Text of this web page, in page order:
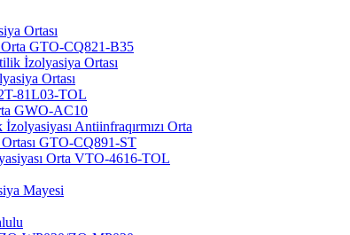
Ortası
GTO-CQ821-B35
İzolyasiya Ortası
Ortası
81L03-TOL
GWO-AC10
Antiinfraqırmızı Orta
GTO-CQ891-ST
Orta VTO-4616-TOL
Mayesi